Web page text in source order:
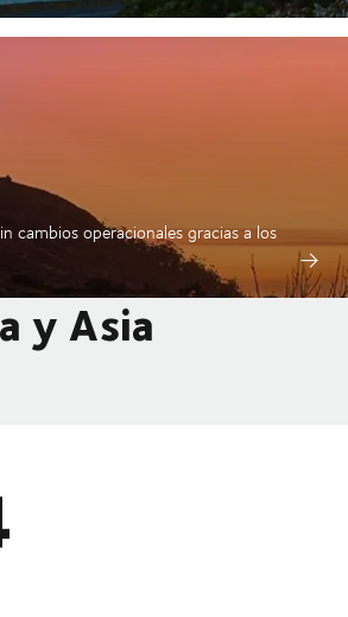
cambios operacionales gracias a los
y Asia